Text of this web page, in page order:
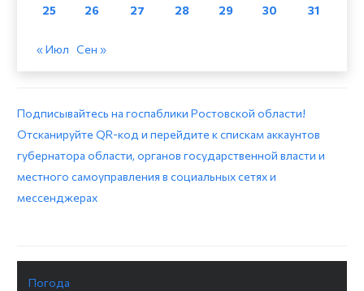
25
26 27 28 29 30 31
« Июл Сен »
Подписывайтесь на госпаблики Ростовской области!
Отсканируйте QR-код и перейдите к спискам аккаунтов
губернатора области, органов государственной власти и
местного самоуправления в социальных сетях и
мессенджерах
Погода